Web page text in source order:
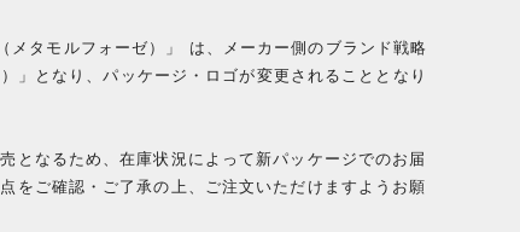
タモルフォーゼ）」 は、メーカー側のブランド戦略
」となり、パッケージ・ロゴが変更されることとなり
となるため、在庫状況によって新パッケージでのお届
をご確認・ご了承の上、ご注文いただけますようお願